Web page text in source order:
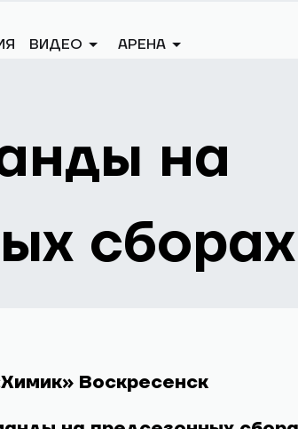
ВИДЕО АРЕНА
НА ПРЕДСЕЗОННЫХ СБОРАХ
на
сборах